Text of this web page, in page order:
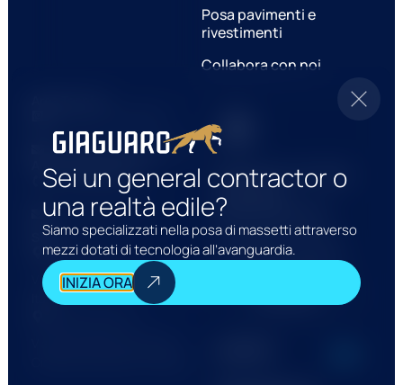
Posa pavimenti e
rivestimenti
Collabora con noi
info@giaguaroedilizia.com
Area amministrativa
0773.664028
info@aimasrl.com
Sedi
Sede Legale:
Viale Italia, 7 04100 Latina (LT)
Italia
Scarica le schede
tecniche
gratuitamente
Hai bisogno di ulteriori
informazioni tecniche?
Sei un general contractor o
una realtà edile?
Siamo specializzati nella posa di massetti attraverso
mezzi dotati di tecnologia all’avanguardia.
INIZIA ORA